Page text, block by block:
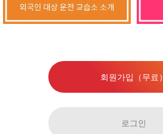
회원가입（무료）
로그인